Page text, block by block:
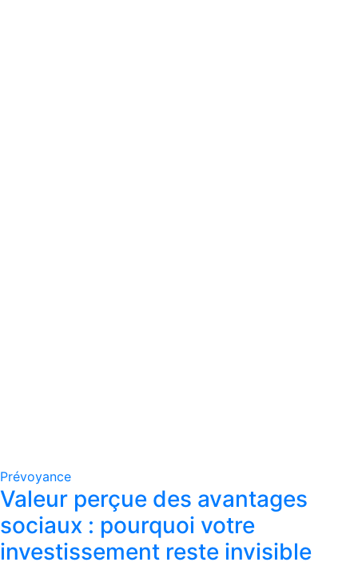
Prévoyance
Valeur perçue des avantages
sociaux : pourquoi votre
investissement reste invisible